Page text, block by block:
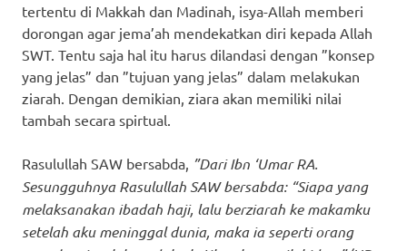
tertentu di Makkah dan Madinah, isya-Allah memberi
dorongan agar jema’ah mendekatkan diri kepada Allah
SWT. Tentu saja hal itu harus dilandasi dengan ”konsep
yang jelas” dan ”tujuan yang jelas” dalam melakukan
ziarah. Dengan demikian, ziara akan memiliki nilai
tambah secara spirtual.
Rasulullah SAW bersabda, ”Dari Ibn ‘Umar RA.
Sesungguhnya Rasulullah SAW bersabda: “Siapa yang
melaksanakan ibadah haji, lalu berziarah ke makamku
setelah aku meninggal dunia, maka ia seperti orang